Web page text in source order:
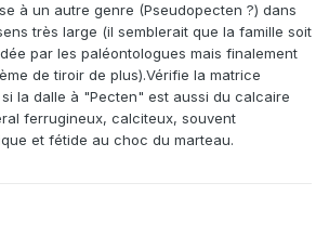
à un autre genre (Pseudopecten ?) dans
très large (il semblerait que la famille soit
par les paléontologues mais finalement
de tiroir de plus).Vérifie la matrice
la dalle à "Pecten" est aussi du calcaire
ferrugineux, calciteux, souvent
et fétide au choc du marteau.